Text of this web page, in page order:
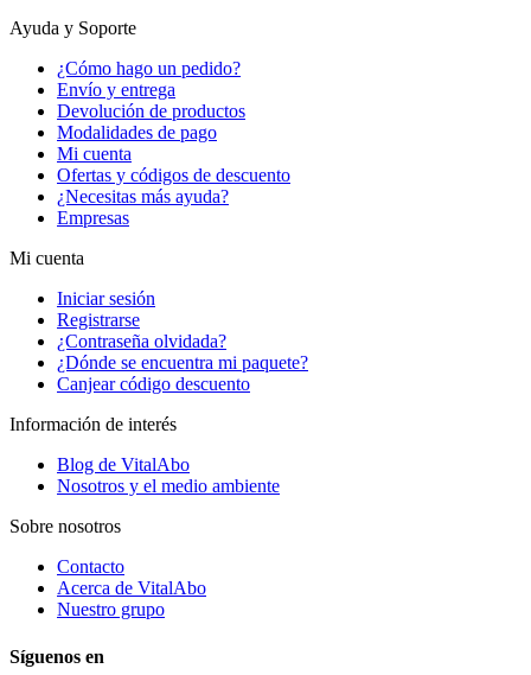
Ayuda y Soporte
¿Cómo hago un pedido?
Envío y entrega
Devolución de productos
Modalidades de pago
Mi cuenta
Ofertas y códigos de descuento
¿Necesitas más ayuda?
Empresas
Mi cuenta
Iniciar sesión
Registrarse
¿Contraseña olvidada?
¿Dónde se encuentra mi paquete?
Canjear código descuento
Información de interés
Blog de VitalAbo
Nosotros y el medio ambiente
Sobre nosotros
Contacto
Acerca de VitalAbo
Nuestro grupo
Síguenos en